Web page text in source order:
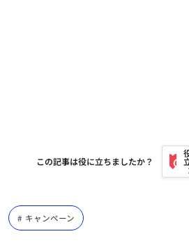
この記事は役に立ちましたか？
キャンペーン